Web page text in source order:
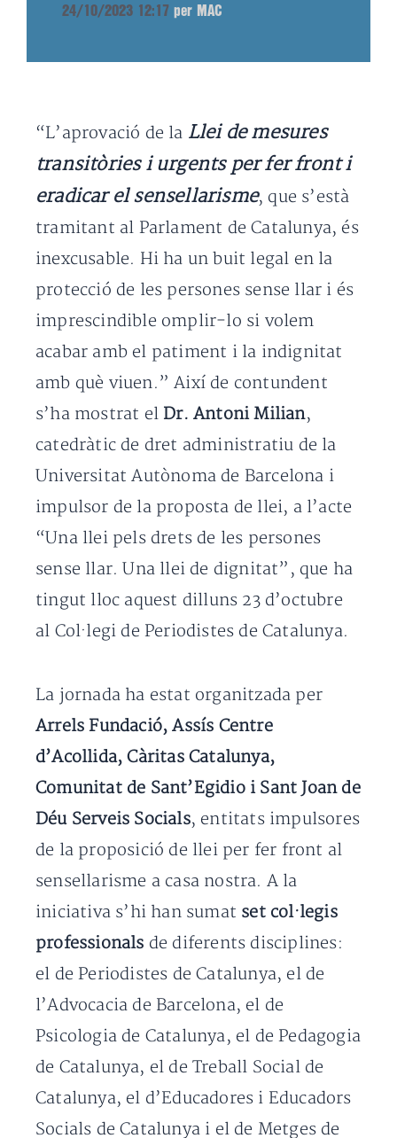
24/10/2023 12:17 per MAC
“L’aprovació de la Llei de mesures
transitòries i urgents per fer front i
eradicar el sensellarisme, que s’està
tramitant al Parlament de Catalunya, és
inexcusable. Hi ha un buit legal en la
protecció de les persones sense llar i és
imprescindible omplir-lo si volem
acabar amb el patiment i la indignitat
amb què viuen.” Així de contundent
s’ha mostrat el Dr. Antoni Milian,
catedràtic de dret administratiu de la
Universitat Autònoma de Barcelona i
impulsor de la proposta de llei, a l’acte
“Una llei pels drets de les persones
sense llar. Una llei de dignitat”, que ha
tingut lloc aquest dilluns 23 d’octubre
al Col·legi de Periodistes de Catalunya.
La jornada ha estat organitzada per
Arrels Fundació, Assís Centre
d’Acollida, Càritas Catalunya,
Comunitat de Sant’Egidio i Sant Joan de
Déu Serveis Socials, entitats impulsores
de la proposició de llei per fer front al
sensellarisme a casa nostra. A la
iniciativa s’hi han sumat set col·legis
professionals de diferents disciplines:
el de Periodistes de Catalunya, el de
l’Advocacia de Barcelona, el de
Psicologia de Catalunya, el de Pedagogia
de Catalunya, el de Treball Social de
Catalunya, el d’Educadores i Educadors
Socials de Catalunya i el de Metges de